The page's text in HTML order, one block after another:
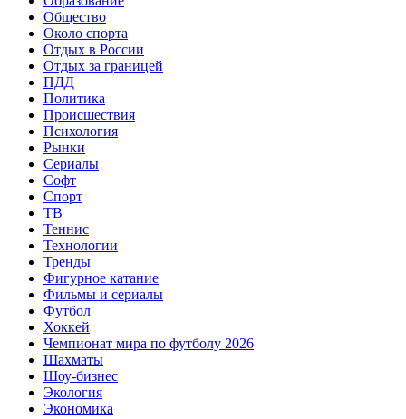
Общество
Около спорта
Отдых в России
Отдых за границей
ПДД
Политика
Происшествия
Психология
Рынки
Сериалы
Софт
Спорт
ТВ
Теннис
Технологии
Тренды
Фигурное катание
Фильмы и сериалы
Футбол
Хоккей
Чемпионат мира по футболу 2026
Шахматы
Шоу-бизнес
Экология
Экономика